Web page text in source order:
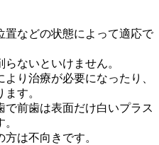
置などの状態によって適応で
ないといけません。
り治療が必要になったり、
す。
前歯は表面だけ白いプラス
は不向きです。